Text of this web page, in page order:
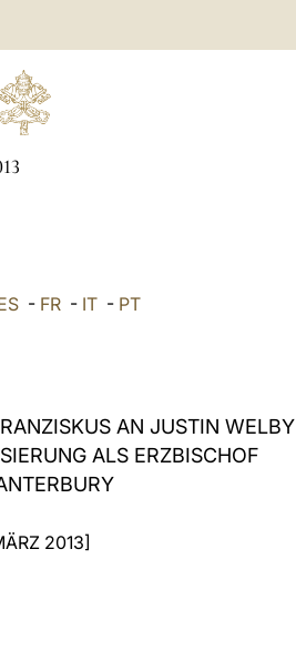
- FR - IT - PT
AN JUSTIN WELBY
ALS ERZBISCHOF
2013]